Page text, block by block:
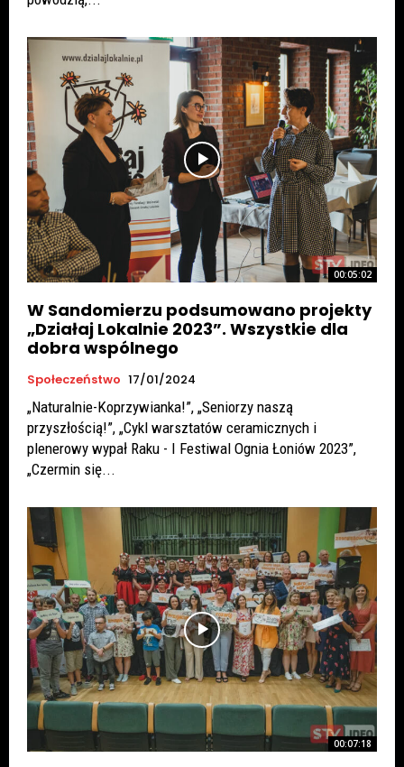
00:05:02
W Sandomierzu podsumowano projekty
„Działaj Lokalnie 2023”. Wszystkie dla
dobra wspólnego
Społeczeństwo 17/01/2024
„Naturalnie-Koprzywianka!”, „Seniorzy naszą
przyszłością!”, „Cykl warsztatów ceramicznych i
plenerowy wypał Raku - I Festiwal Ognia Łoniów 2023”,
„Czermin się...
00:07:18